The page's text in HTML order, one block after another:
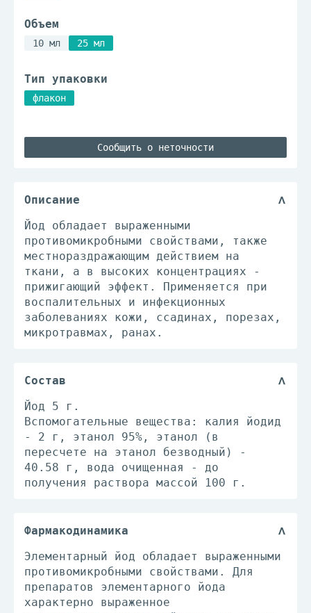
Объем
10 мл 25 мл
Тип упаковки
флакон
Сообщить о неточности
Описание
Йод обладает выраженными
противомикробными свойствами, также
местнораздражающим действием на
ткани, а в высоких концентрациях -
прижигающий эффект. Применяется при
воспалительных и инфекционных
заболеваниях кожи, ссадинах, порезах,
микротравмах, ранах.
Состав
Йод 5 г.
Вспомогательные вещества: калия йодид
- 2 г, этанол 95%, этанол (в
пересчете на этанол безводный) -
40.58 г, вода очищенная - до
получения раствора массой 100 г.
Фармакодинамика
Элементарный йод обладает выраженными
противомикробными свойствами. Для
препаратов элементарного йода
характерно выраженное